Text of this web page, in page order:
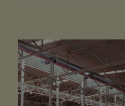
Ver
imagen
más
grande